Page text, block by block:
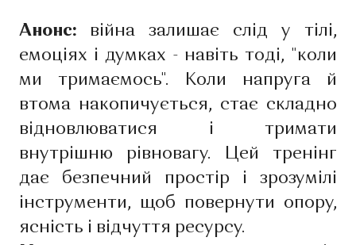
Анонс: війна залишає слід у тілі,
емоціях і думках - навіть тоді, "коли
ми тримаємось". Коли напруга й
втома накопичується, стає складно
відновлюватися і тримати
внутрішню рівновагу. Цей тренінг
дає безпечний простір і зрозумілі
інструменти, щоб повернути опору,
ясність і відчуття ресурсу.